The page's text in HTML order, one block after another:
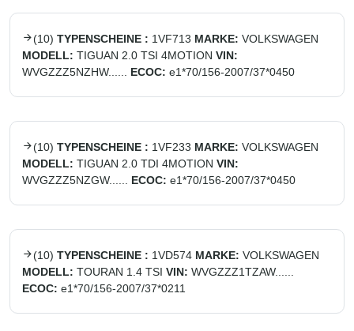
(10) TYPENSCHEINE : 1VF713 MARKE: VOLKSWAGEN
MODELL: TIGUAN 2.0 TSI 4MOTION VIN:
WVGZZZ5NZHW......
ECOC: e1*70/156-2007/37*0450
(10) TYPENSCHEINE : 1VF233 MARKE: VOLKSWAGEN
MODELL: TIGUAN 2.0 TDI 4MOTION VIN:
WVGZZZ5NZGW......
ECOC: e1*70/156-2007/37*0450
(10) TYPENSCHEINE : 1VD574 MARKE: VOLKSWAGEN
MODELL: TOURAN 1.4 TSI VIN: WVGZZZ1TZAW......
ECOC: e1*70/156-2007/37*0211